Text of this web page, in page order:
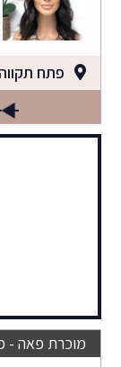
פתח תקווה
מוכרת פאה -